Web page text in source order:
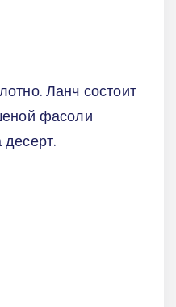
Ланч состоит
фасоли